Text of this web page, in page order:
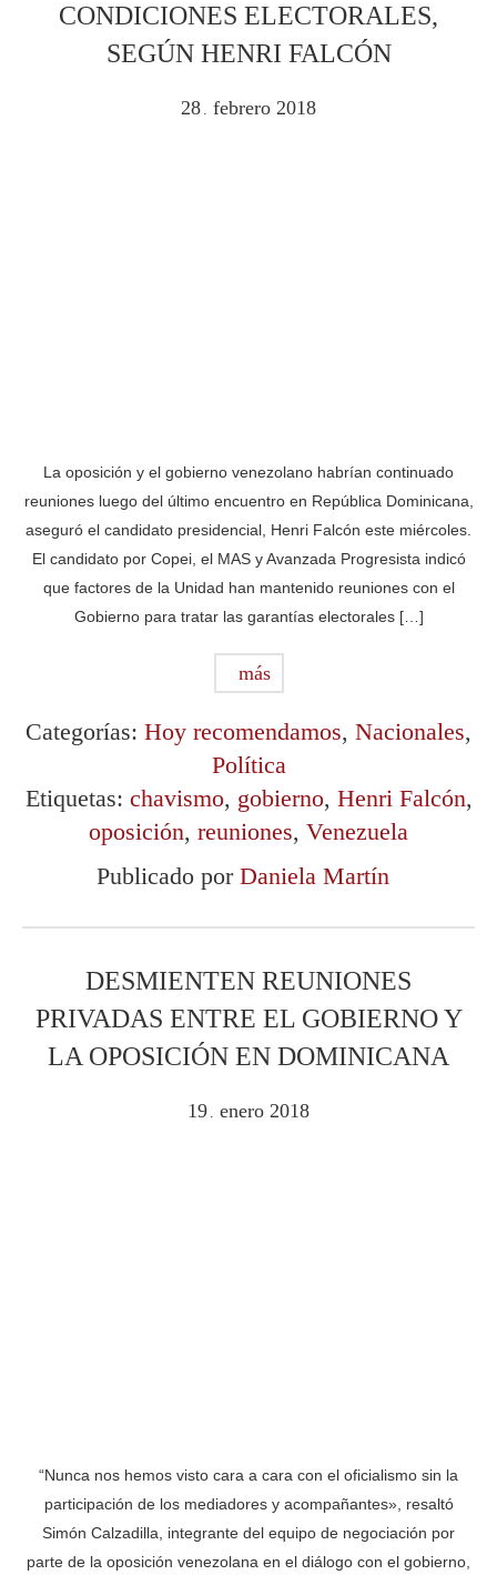
CONDICIONES ELECTORALES,
SEGÚN HENRI FALCÓN
28 . febrero 2018
La oposición y el gobierno venezolano habrían continuado
reuniones luego del último encuentro en República Dominicana,
aseguró el candidato presidencial, Henri Falcón este miércoles.
El candidato por Copei, el MAS y Avanzada Progresista indicó
que factores de la Unidad han mantenido reuniones con el
Gobierno para tratar las garantías electorales […]
más
Categorías: Hoy recomendamos, Nacionales,
Política
Etiquetas: chavismo, gobierno, Henri Falcón,
oposición, reuniones, Venezuela
Publicado por Daniela Martín
DESMIENTEN REUNIONES
PRIVADAS ENTRE EL GOBIERNO Y
LA OPOSICIÓN EN DOMINICANA
19 . enero 2018
“Nunca nos hemos visto cara a cara con el oficialismo sin la
participación de los mediadores y acompañantes», resaltó
Simón Calzadilla, integrante del equipo de negociación por
parte de la oposición venezolana en el diálogo con el gobierno,